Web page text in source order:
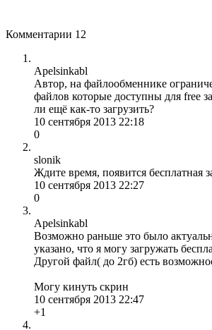
Комментарии 12
Apelsinkabl
Автор, на файлообменнике
файлов которые доступны для free
ли ещё как-то загрузить?
10 сентября 2013 22:18
0
slonik
Ждите время, появится бесплатная
10 сентября 2013 22:27
0
Apelsinkabl
Возможно раньше это было
указано, что я могу загружать
Другой файл( до 2гб) есть
Могу кинуть скрин
10 сентября 2013 22:47
+1